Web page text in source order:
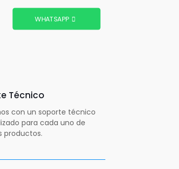
WHATSAPP
Técnico
con un soporte técnico
para cada uno de
productos.